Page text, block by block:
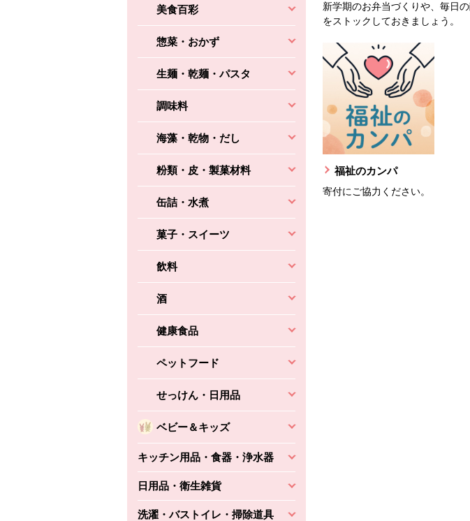
美食百彩
惣菜・おかず
生麺・乾麺・パスタ
調味料
海藻・乾物・だし
粉類・皮・製菓材料
缶詰・水煮
菓子・スイーツ
飲料
酒
健康食品
ペットフード
せっけん・日用品
ベビー＆キッズ
キッチン用品・食器・浄水器
日用品・衛生雑貨
洗濯・バストイレ・掃除道具
新学期のお弁当づくりや、毎日
をストックしておきましょう。
福祉のカンパ
寄付にご協力ください。